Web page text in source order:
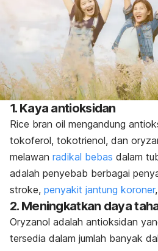
1. Kaya antioksidan
Rice bran oil mengandung
tokoferol, tokotrienol, dan
melawan radikal bebas dalam
adalah penyebab berbagai
stroke, penyakit jantung koroner
2. Meningkatkan daya
Oryzanol adalah antioksidan
tersedia dalam jumlah banyak